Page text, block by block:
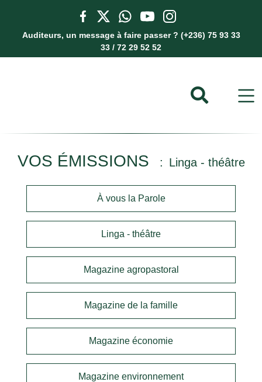
Auditeurs, un message à faire passer ? (+236) 75 93 33
33 / 72 29 52 52
VOS ÉMISSIONS Linga - théâtre
À vous la Parole
Linga - théâtre
Magazine agropastoral
Magazine de la famille
Magazine économie
Magazine environnement